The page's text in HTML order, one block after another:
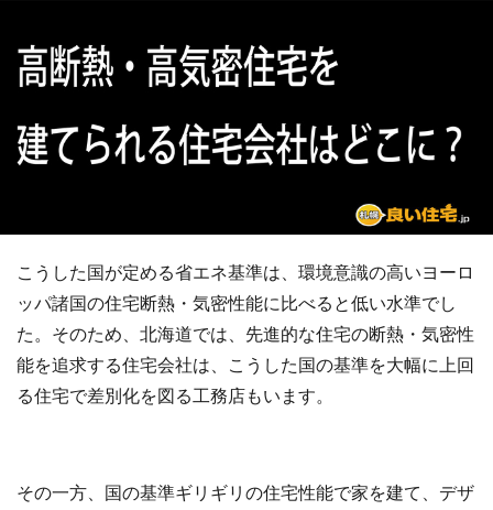
こうした国が定める省エネ基準は、環境意識の高いヨーロ
ッパ諸国の住宅断熱・気密性能に比べると低い水準でし
た。そのため、北海道では、先進的な住宅の断熱・気密性
能を追求する住宅会社は、こうした国の基準を大幅に上回
る住宅で差別化を図る工務店もいます。
その一方、国の基準ギリギリの住宅性能で家を建て、デザ